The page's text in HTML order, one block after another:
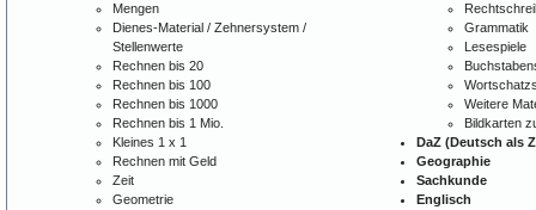
Mengen
Dienes-Material / Zehnersystem /
Stellenwerte
Rechnen bis 20
Rechnen bis 100
Rechnen bis 1000
Rechnen bis 1 Mio.
Kleines 1 x 1
Rechnen mit Geld
Zeit
Geometrie
Grammatik
Lesespiele
Weitere
Bildkarten
DaZ (Deutsch als
Geographie
Sachkunde
Englisch